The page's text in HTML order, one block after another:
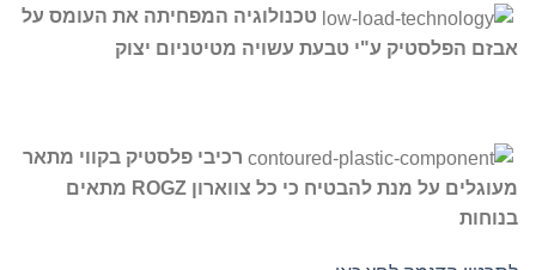
טכנולוגיה המפחיתה את העומס על
אבזם הפלסטיק ע"י טבעת עשויה מטיטניום יצוק
רכיבי פלסטיק בקווי מתאר
מעוגלים על מנת להבטיח כי כל צווארון ROGZ מתאים
בנוחות